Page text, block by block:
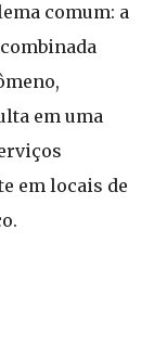
comum: a
em uma
em locais de